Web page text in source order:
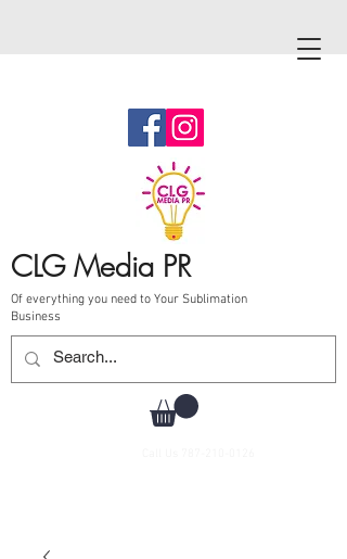
CLG Media PR
Of everything you need to Your Sublimation
Business